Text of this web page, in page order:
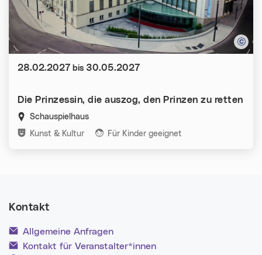
Die Prinzessin, die auszog, den Prinzen zu retten
Schauspielhaus
Kategorien:
Kunst & Kultur Für Kinder geeignet
Datum:
28.02.2027 bis 30.05.2027
Kontakt
Allgemeine Anfragen
Kontakt für Veranstalter*innen